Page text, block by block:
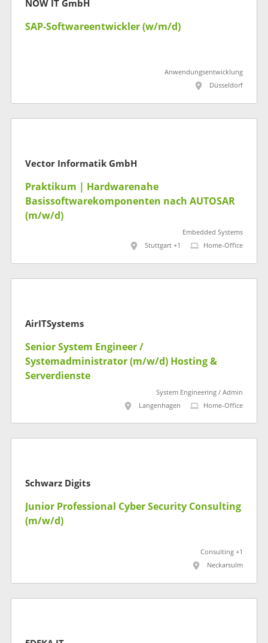
NOW IT GmbH
SAP-Softwareentwickler (w/m/d)
Anwendungsentwicklung
Düsseldorf
Vector Informatik GmbH
Praktikum | Hardwarenahe
Basissoftwarekomponenten nach AUTOSAR
(m/w/d)
Embedded Systems
Stuttgart +1
Home-Office
AirITSystems
Senior System Engineer /
Systemadministrator (m/w/d) Hosting &
Serverdienste
System Engineering / Admin
Langenhagen
Home-Office
Schwarz Digits
Junior Professional Cyber Security Consulting
(m/w/d)
Consulting +1
Neckarsulm